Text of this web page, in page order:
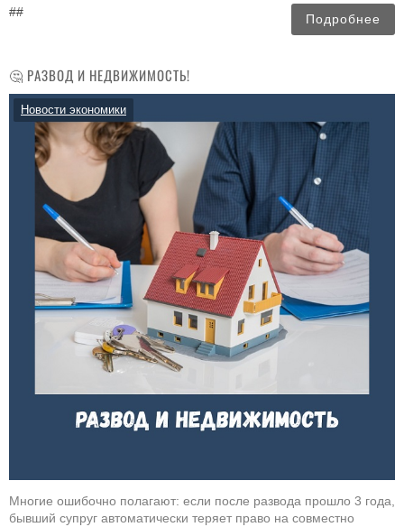
##
Подробнее
🤔 РАЗВОД И НЕДВИЖИМОСТЬ!
Новости экономики
Многие ошибочно полагают: если после развода прошло 3 года,
бывший супруг автоматически теряет право на совместно